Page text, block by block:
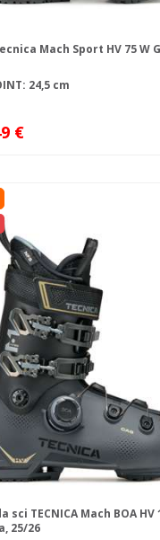
Mach Sport HV 75 W
24,5 cm
€
sci TECNICA Mach BOA HV
25/26